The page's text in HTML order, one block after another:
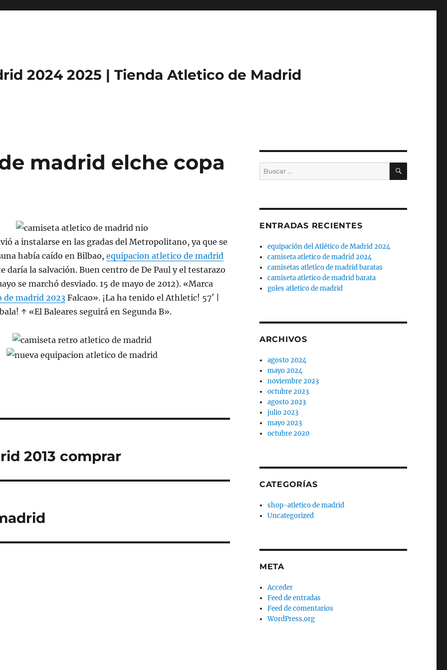
2024 2025 | Tienda Atletico de Madrid
madrid elche copa
a instalarse en las gradas del Metropolitano, ya que se
había caído en Bilbao, equipacion atletico de madrid
daría la salvación. Buen centro de De Paul y el testarazo
se marchó desviado. 15 de mayo de 2012). «Marca
de madrid 2023Falcao». ¡La ha tenido el Athletic! 57′ |
↑ «El Baleares seguirá en Segunda B».
2013 comprar
Buscar
por:
BUSCAR
ENTRADAS RECIENTES
equipación del Atlético de Madrid 2024
camiseta atletico de madrid 2024
camisetas atletico de madrid baratas
camiseta atletico de madrid barata
goles atletico de madrid
ARCHIVOS
agosto 2024
mayo 2024
noviembre 2023
octubre 2023
agosto 2023
julio 2023
mayo 2023
octubre 2020
CATEGORÍAS
shop-atletico de madrid
Uncategorized
META
Acceder
Feed de entradas
Feed de comentarios
WordPress.org